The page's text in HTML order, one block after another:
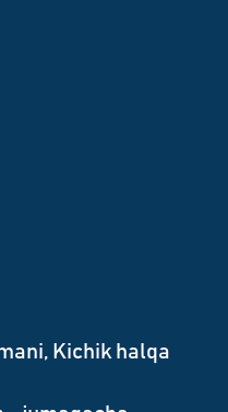
Kichik halqa